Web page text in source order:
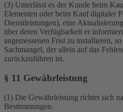
(3) Unterlässt es der Kunde beim
Elementen oder beim Kauf digitaler
Dienstleistungen), eine
über deren Verfügbarkeit er
angemessenen Frist zu installieren,
Sachmangel, der allein auf das
zurückzuführen ist.
§ 11 Gewährleistung
(1) Die Gewährleistung richtet sich
Bestimmungen.